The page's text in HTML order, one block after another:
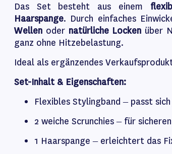
Das Set besteht aus einem
Haarspange. Durch einfaches
Wellen oder natürliche Locken über
ganz ohne Hitzebelastung.
Ideal als ergänzendes
Set-Inhalt & Eigenschaften:
Flexibles Stylingband – passt
2 weiche Scrunchies – für
1 Haarspange – erleichtert das